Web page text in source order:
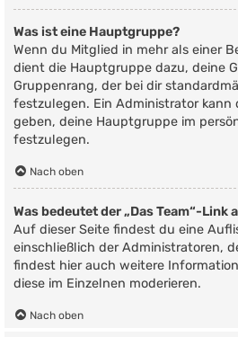
Was ist eine Hauptgruppe?
Wenn du Mitglied in mehr als einer
dient die Hauptgruppe dazu, deine
Gruppenrang, der bei dir
festzulegen. Ein Administrator kann
geben, deine Hauptgruppe im
festzulegen.
Nach oben
Was bedeutet der „Das Team“-Link
Auf dieser Seite findest du eine
einschließlich der Administratoren,
findest hier auch weitere
diese im Einzelnen moderieren.
Nach oben